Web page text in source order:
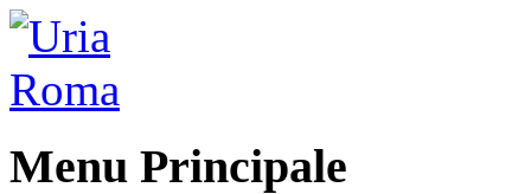
Menu Principale